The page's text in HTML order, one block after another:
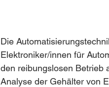
Die
Elektroniker/innen für
den reibungslosen Betrieb
Analyse der Gehälter von